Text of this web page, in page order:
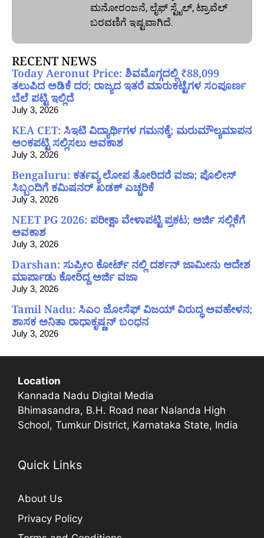
ಮನೋರಂಜನೆ, ಲೈಫ್ ಸ್ಟೈಲ್, ಟ್ರಾವೆಲ್
ಬರವಣಿಗೆ ಇಷ್ಟವಾಗಿದೆ.
RECENT NEWS
Today Aeronut Price: ಶಿವಮೊಗ್ಗದಲ್ಲಿ ₹88,099
ತಲುಪಿದ ಅಡಿಕೆ ದರ; ರಾಜ್ಯದ ಇತರೆ ಮಾರುಕಟ್ಟೆಗಳ ಸಂಪೂರ್ಣ
ಬೆಲೆ ಪಟ್ಟಿ ಇಲ್ಲಿದೆ
July 3, 2026
KEA CET: ಸಿಇಟಿ ವಿದ್ಯಾರ್ಥಿಗಳ ಗಮನಕ್ಕೆ; ಮರುಮೌಲ್ಯಮಾಪನ
ಅಂಕಪಟ್ಟಿ ಸಲ್ಲಿಸಲು ಅವಕಾಶ
July 3, 2026
Bengaluru: ಕರ್ತವ್ಯ ಲೋಪ ತೋರಿದರೆ ವಜಾ; ಪೊಲೀಸ್
ಸಿಬ್ಬಂದಿಗೆ ಕಮಿಷನರ್ ಖಡಕ್ ಎಚ್ಚರಿಕೆ
July 3, 2026
NEET PG 2026: ಪರೀಕ್ಷಾ ವೇಳಾಪಟ್ಟಿ ಪ್ರಕಟ; ಅರ್ಜಿ ಸಲ್ಲಿಕೆಗೆ
ಅವಕಾಶ
July 3, 2026
Darshan: ಸುಪ್ರೀಂ ಕೋರ್ಟ್ ನಲ್ಲಿ ದರ್ಶನ್ ಜಾಮೀನು ಆದೇಶ
ಮಾರ್ಪಾಡು ಕೋರಿದ್ದ ಅರ್ಜಿ ವಜಾ
July 3, 2026
Tamil Nadu: ಸಿಎಂ ಜೋಸೆಫ್ ವಿಜಯ್ ವಿರುದ್ಧ ಅವಹೇಳನ;
ಶಾಸಕ ಅನಿತಾ ರಾಧಾಕೃಷ್ಣನ್ ಬಂಧನ
July 3, 2026
Location
Kannada Nadu Digital Media
Bhimasandra, B.H. Road near Nalanda High
School, Tumkur District, Karnataka State, India
Quick Links
About Us
Privacy Policy